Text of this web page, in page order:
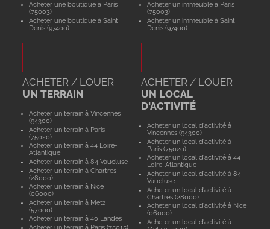
Acheter une boutique à Paris
(75003)
Acheter une boutique à Saint
Denis (97400)
Acheter un immeuble à Paris
(75003)
Acheter un immeuble à Saint
Denis (97400)
ACHETER / LOUER
UN TERRAIN
Acheter un terrain à Vincennes
(94300)
Acheter un terrain à Paris
(75020)
Acheter un terrain à 44 Loire-
Atlantique
Acheter un terrain à 84 Vaucluse
Acheter un terrain à Chartres
(28000)
Acheter un terrain à Nice
(06000)
Acheter un terrain à Metz
(57000)
Acheter un terrain à 40 Landes
Acheter un terrain à Paris (75015)
ACHETER / LOUER
UN LOCAL
D'ACTIVITÉ
Acheter un local d'activité à
Vincennes (94300)
Acheter un local d'activité à
Paris (75020)
Acheter un local d'activité à 44
Loire-Atlantique
Acheter un local d'activité à 84
Vaucluse
Acheter un local d'activité à
Chartres (28000)
Acheter un local d'activité à Nice
(06000)
Acheter un local d'activité à